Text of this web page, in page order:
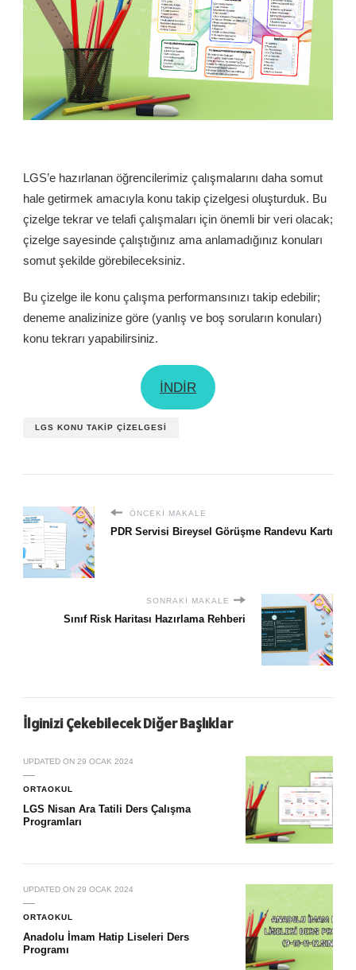
LGS’e hazırlanan öğrencilerimiz çalışmalarını daha somut
hale getirmek amacıyla konu takip çizelgesi oluşturduk. Bu
çizelge tekrar ve telafi çalışmaları için önemli bir veri olacak;
çizelge sayesinde çalıştığınız ama anlamadığınız konuları
somut şekilde görebileceksiniz.
Bu çizelge ile konu çalışma performansınızı takip edebilir;
deneme analizinize göre (yanlış ve boş soruların konuları)
konu tekrarı yapabilirsiniz.
İNDİR
LGS KONU TAKIP ÇIZELGESI
ÖNCEKI MAKALE
PDR Servisi Bireysel Görüşme Randevu Kartı
SONRAKI MAKALE
Sınıf Risk Haritası Hazırlama Rehberi
İlginizi Çekebilecek Diğer Başlıklar
UPDATED ON 29 OCAK 2024
ORTAOKUL
LGS Nisan Ara Tatili Ders Çalışma
Programları
UPDATED ON 29 OCAK 2024
ORTAOKUL
Anadolu İmam Hatip Liseleri Ders
Programı